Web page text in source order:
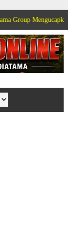
Selamat